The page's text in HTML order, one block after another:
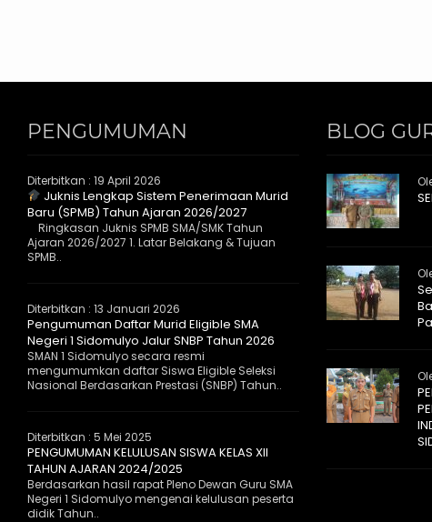
PENGUMUMAN
Diterbitkan : 19 April 2026
Juknis Lengkap Sistem Penerimaan Murid
Baru (SPMB) Tahun Ajaran 2026/2027
Ringkasan Juknis SPMB SMA/SMK Tahun
Ajaran 2026/2027 1. Latar Belakang & Tujuan
SPMB..
Diterbitkan : 13 Januari 2026
Pengumuman Daftar Murid Eligible SMA
Negeri 1 Sidomulyo Jalur SNBP Tahun 2026
SMAN 1 Sidomulyo secara resmi
mengumumkan daftar Siswa Eligible Seleksi
Nasional Berdasarkan Prestasi (SNBP) Tahun..
Diterbitkan : 5 Mei 2025
PENGUMUMAN KELULUSAN SISWA KELAS XII
TAHUN AJARAN 2024/2025
Berdasarkan hasil rapat Pleno Dewan Guru SMA
Negeri 1 Sidomulyo mengenai kelulusan peserta
didik Tahun..
BLOG